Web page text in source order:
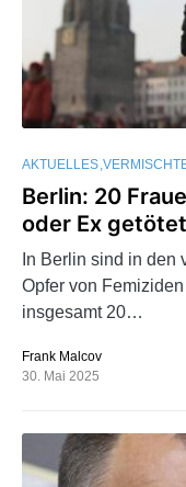
AKTUELLES
Berlin: 20
oder Ex getötet
In Berlin sind in den
Opfer von
insgesamt 20…
Frank Malcov
30. Mai 2025